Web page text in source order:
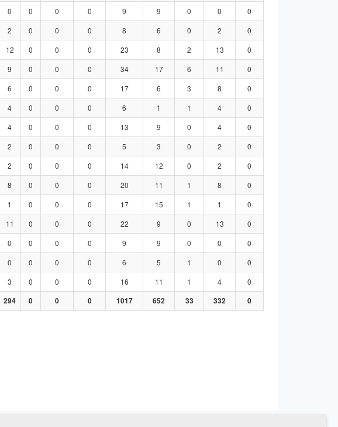
0 0 0 0 9 9 0 0
0
2 0 0 0 8 6 0 2
0
12 0 0 0 23 8 2 13
0
9 0 0 0 34 17 6 11
0
6 0 0 0 17 6 3 8
0
4 0 0 0 6 1 1 4
0
4 0 0 0 13 9 0 4
0
2 0 0 0 5 3 0 2
0
2 0 0 0 14 12 0 2
0
8 0 0 0 20 11 1 8
0
1 0 0 0 17 15 1 1
0
11 0 0 0 22 9 0 13
0
0 0 0 0 9 9 0 0
0
0 0 0 0 6 5 1 0
0
3 0 0 0 16 11 1 4
0
294 0 0 0 1017 652 33 332 0